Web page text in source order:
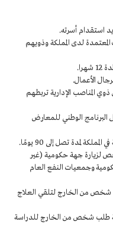
استقدام أسرته.
لدى المملكة وذويهم
الأعمال.
المناصب الإدارية تربطهم
البرنامج الوطني للمعارض
لمدة تصل إلى 90 يومًا.
لزيارة جهة حكومية (غير
وجمعيات النفع العام
شخص من الخارج لتلقي العلاج
طلب شخص من الخارج للدراسة